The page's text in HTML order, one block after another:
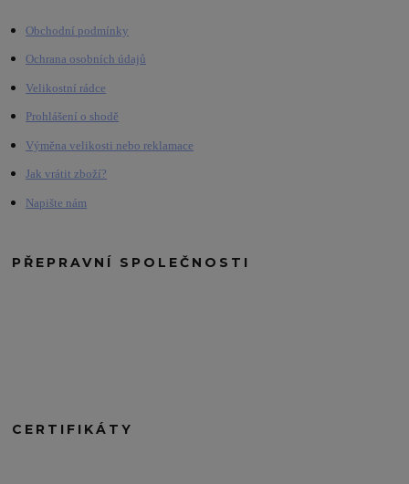
Obchodní podmínky
Ochrana osobních údajů
Velikostní rádce
Prohlášení o shodě
Výměna velikosti nebo reklamace
Jak vrátit zboží?
Napište nám
PŘEPRAVNÍ SPOLEČNOSTI
CERTIFIKÁTY